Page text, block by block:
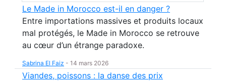
Le Made in Morocco est-il en danger ?
Entre importations massives et produits locaux
mal protégés, le Made in Morocco se retrouve
au cœur d’un étrange paradoxe.
Sabrina El Faiz - 14 mars 2026
Viandes, poissons : la danse des prix